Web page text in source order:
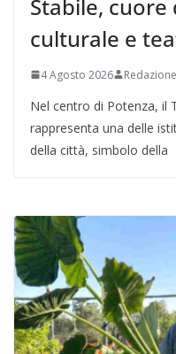
Stabile, cuore
culturale e
4 Agosto 2026
Nel centro di Potenza, il
rappresenta una delle
della città, simbolo della